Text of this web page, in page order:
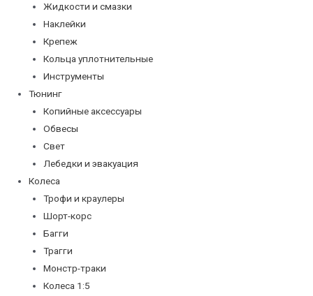
Жидкости и смазки
Наклейки
Крепеж
Кольца уплотнительные
Инструменты
Тюнинг
Копийные аксессуары
Обвесы
Свет
Лебедки и эвакуация
Колеса
Трофи и краулеры
Шорт-корс
Багги
Трагги
Монстр-траки
Колеса 1:5